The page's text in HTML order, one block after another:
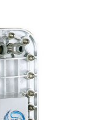
维修